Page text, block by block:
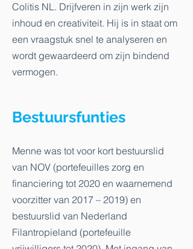
Colitis NL. Drijfveren in zijn werk zijn
inhoud en creativiteit. Hij is in staat om
een vraagstuk snel te analyseren en
wordt gewaardeerd om zijn bindend
vermogen.
Bestuursfunties
Menne was tot voor kort bestuurslid
van NOV (portefeuilles zorg en
financiering tot 2020 en waarnemend
voorzitter van 2017 – 2019) en
bestuurslid van Nederland
Filantropieland (portefeuille